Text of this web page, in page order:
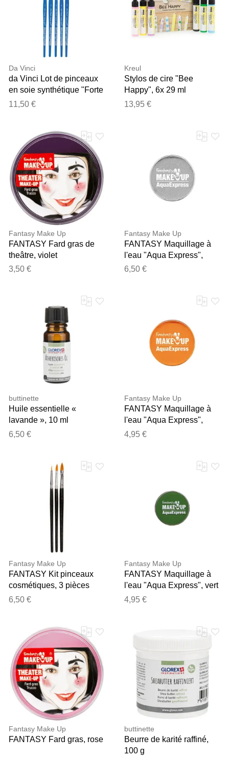
Da Vinci
da Vinci Lot de pinceaux
en soie synthétique "Forte
Basic", 5 pièces
11,50 €
Kreul
Stylos de cire "Bee
Happy", 6x 29 ml
13,95 €
Fantasy Make Up
FANTASY Fard gras de
theâtre, violet
3,50 €
Fantasy Make Up
FANTASY Maquillage à
l'eau "Aqua Express",
argenté
6,50 €
buttinette
Huile essentielle «
lavande », 10 ml
6,50 €
Fantasy Make Up
FANTASY Maquillage à
l'eau "Aqua Express",
orange
4,95 €
Fantasy Make Up
FANTASY Kit pinceaux
cosmétiques, 3 pièces
6,50 €
Fantasy Make Up
FANTASY Maquillage à
l'eau "Aqua Express", vert
4,95 €
Fantasy Make Up
FANTASY Fard gras, rose
buttinette
Beurre de karité raffiné,
100 g